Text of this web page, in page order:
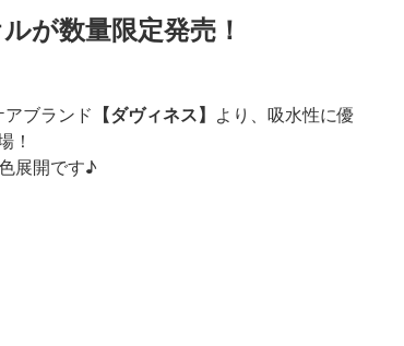
が数量限定発売！
ブランド 【ダヴィネス】 より、吸水性に優
！
展開です♪